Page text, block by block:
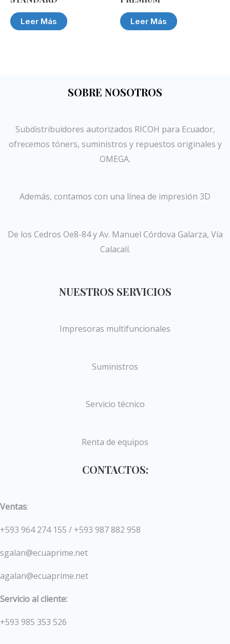
Leer Más Leer Más
SOBRE NOSOTROS
Subdistribuidores autorizados RICOH para Ecuador,
ofrecemos tóners, suministros y repuestos originales y
OMEGA.
Además, contamos con una línea de impresión 3D
De los Cedros Oe8-84 y Av. Manuel Córdova Galarza, Vía
Calacalí.
NUESTROS SERVICIOS
Impresoras multifuncionales
Suministros
Servicio técnico
Renta de equipos
CONTACTOS:
Ventas:
+593 964 274 155 / +593 987 882 958
sgalan@ecuaprime.net
agalan@ecuaprime.net
Servicio al cliente:
+593 985 353 526